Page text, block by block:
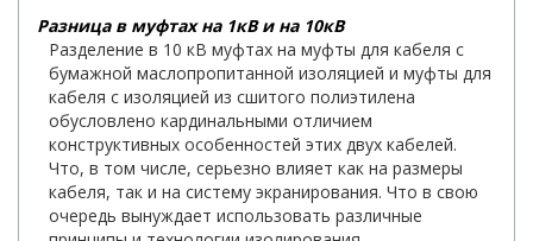
Разница в муфтах на 1кВ и на 10кВ
Разделение в 10 кВ муфтах на муфты для кабеля с
бумажной маслопропитанной изоляцией и муфты для
кабеля с изоляцией из сшитого полиэтилена
обусловлено кардинальными отличием
конструктивных особенностей этих двух кабелей.
Что, в том числе, серьезно влияет как на размеры
кабеля, так и на систему экранирования. Что в свою
очередь вынуждает использовать различные